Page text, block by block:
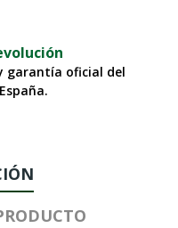
garantía oficial del